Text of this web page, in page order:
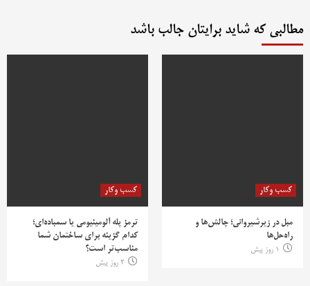
مطالبی که شاید برایتان جالب باشد
کسب وکار
مبل در زیرشیروانی؛ چالش‌ها و
راه‌حل‌ها
1 روز پیش
کسب وکار
ترمز پله آلومینیومی یا سمباده‌ای؛
کدام گزینه برای ساختمان شما
مناسب‌تر است؟
2 روز پیش